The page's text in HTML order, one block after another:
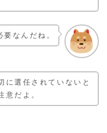
なんだね。
に選任されていないと
意だよ。